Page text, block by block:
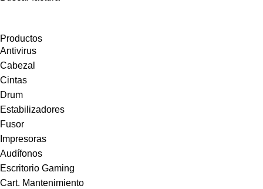
Productos
Antivirus
Cabezal
Cintas
Drum
Estabilizadores
Fusor
Impresoras
Audífonos
Escritorio Gaming
Cart. Mantenimiento